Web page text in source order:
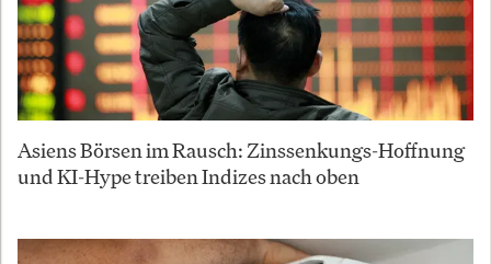
Asiens Börsen im Rausch: Zinssenkungs-Hoffnung
und KI-Hype treiben Indizes nach oben